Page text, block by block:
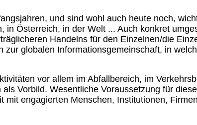
und sind wohl auch heute noch,
in Österreich, in der Welt ... Auch konkret
Handelns für den Einzelnen/die
globalen Informationsgemeinschaft, in
vor allem im Abfallbereich, im
Vorbild. Wesentliche Voraussetzung für
engagierten Menschen, Institutionen,